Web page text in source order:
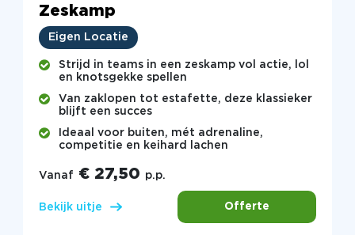
Zeskamp
Eigen Locatie
Strijd in teams in een zeskamp vol actie, lol
en knotsgekke spellen
Van zaklopen tot estafette, deze klassieker
blijft een succes
Ideaal voor buiten, mét adrenaline,
competitie en keihard lachen
Vanaf € 27,50 p.p.
Bekijk uitje Offerte